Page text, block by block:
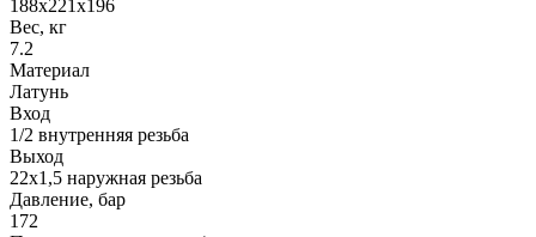
188x221x196
Вес, кг
7.2
Материал
Латунь
Вход
1/2 внутренняя резьба
Выход
22х1,5 наружная резьба
Давление, бар
172